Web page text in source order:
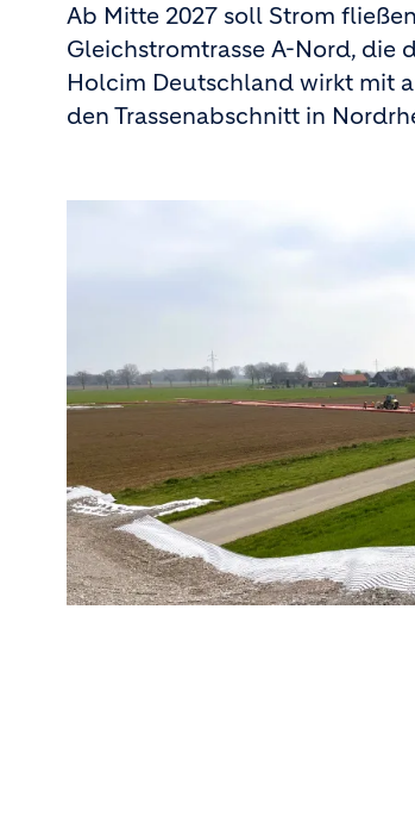
Ab Mitte 2027 soll Strom
Gleichstromtrasse A-Nord, die
Holcim Deutschland wirkt mit
den Trassenabschnitt in